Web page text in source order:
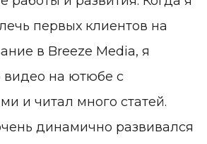
первых клиентов на
в Breeze Media, я
видео на ютюбе с
и читал много статей.
динамично развивался